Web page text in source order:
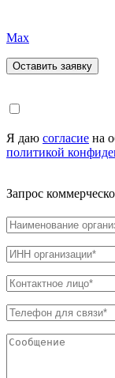
Max
Я даю согласие на
политикой
Запрос